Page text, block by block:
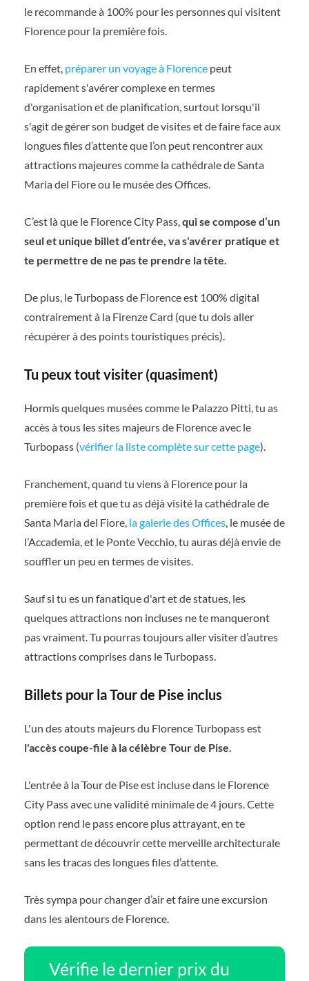
le recommande à 100% pour les personnes qui visitent
Florence pour la première fois.
En effet, préparer un voyage à Florence peut
rapidement s'avérer complexe en termes
d'organisation et de planification, surtout lorsqu'il
s'agit de gérer son budget de visites et de faire face aux
longues files d’attente que l’on peut rencontrer aux
attractions majeures comme la cathédrale de Santa
Maria del Fiore ou le musée des Offices.
C’est là que le Florence City Pass,qui se compose d’un
seul et unique billet d’entrée, va s'avérer pratique et
te permettre de ne pas te prendre la tête.
De plus, le Turbopass de Florence est 100% digital
contrairement à la Firenze Card (que tu dois aller
récupérer à des points touristiques précis).
Tu peux tout visiter (quasiment)
Hormis quelques musées comme le Palazzo Pitti, tu as
accès à tous les sites majeurs de Florence avec le
Turbopass (vérifier la liste complète sur cette page).
Franchement, quand tu viens à Florence pour la
première fois et que tu as déjà visité la cathédrale de
Santa Maria del Fiore, la galerie des Offices, le musée de
l’Accademia, et le Ponte Vecchio, tu auras déjà envie de
souffler un peu en termes de visites.
Sauf si tu es un fanatique d'art et de statues, les
quelques attractions non incluses ne te manqueront
pas vraiment. Tu pourras toujours aller visiter d’autres
attractions comprises dans le Turbopass.
Billets pour la Tour de Pise inclus
L'un des atouts majeurs du Florence Turbopass est
l'accès coupe-file à la célèbre Tour de Pise.
L'entrée à la Tour de Pise est incluse dans le Florence
City Pass avec une validité minimale de 4 jours. Cette
option rend le pass encore plus attrayant, en te
permettant de découvrir cette merveille architecturale
sans les tracas des longues files d’attente.
Très sympa pour changer d’air et faire une excursion
dans les alentours de Florence.
Vérifie le dernier prix du